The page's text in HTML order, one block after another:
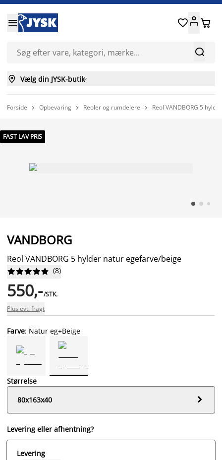


 
 Vælg din JYSK-butik
Forside  Opbevaring  Reoler og rumdelere  Reol VANDBORG 5
FAST LAV PRIS
VANDBORG
Reol VANDBORG 5 hylder natur egefarve/beige





 (8)
550,-/STK.
Plus evt. fragt
Farve: Natur eg+Beige
Størrelse
80x163x40

Levering eller afhentning?
Levering